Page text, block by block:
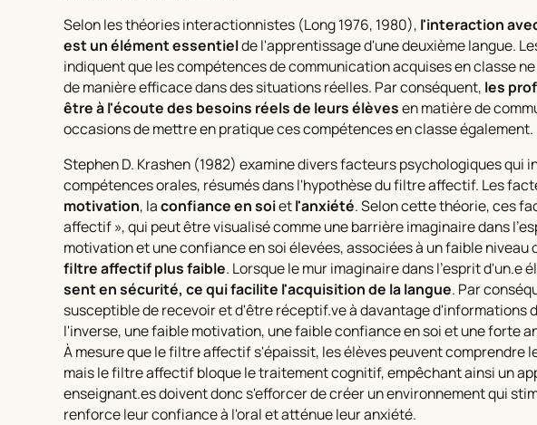
Selon les théories interactionnistes (Long 1976, 1980), l'interaction
est un élément essentielde l'apprentissage d'une deuxième langue.
indiquent que les compétences de communication acquises en classe
de manière efficace dans des situations réelles. Par conséquent, les
être à l'écoute des besoins réels de leurs élèvesen matière de
occasions de mettre en pratique ces compétences en classe également.
Stephen D. Krashen (1982) examine divers facteurs psychologiques qui
compétences orales, résumés dans l'hypothèse du filtre affectif. Les
motivation, laconfiance en soietl'anxiété. Selon cette théorie, ces
affectif », qui peut être visualisé comme une barrière imaginaire dans
motivation et une confiance en soi élevées, associées à un faible niveau
filtre affectif plus faible. Lorsque le mur imaginaire dans l'esprit d'un.e
sent en sécurité, ce qui facilite l'acquisition de la langue. Par
susceptible de recevoir et d'être réceptif.ve à davantage d'informations
l'inverse, une faible motivation, une faible confiance en soi et une forte
À mesure que le filtre affectif s'épaissit, les élèves peuvent comprendre
mais le filtre affectif bloque le traitement cognitif, empêchant ainsi un
enseignant.es doivent donc s'efforcer de créer un environnement qui
renforce leur confiance à l'oral et atténue leur anxiété.